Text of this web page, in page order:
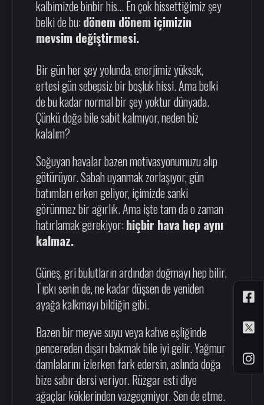
kalbimizde binbir his… En çok hissettiğimiz şey
belki de bu:dönem dönem içimizin
mevsim değiştirmesi.
Bir gün her şey yolunda, enerjimiz yüksek,
ertesi gün sebepsiz bir boşluk hissi. Ama belki
de bu kadar normal bir şey yoktur dünyada.
Çünkü doğa bile sabit kalmıyor, neden biz
kalalım?
Soğuyan havalar bazen motivasyonumuzu alıp
götürüyor. Sabah uyanmak zorlaşıyor, gün
batımları erken geliyor, içimizde sanki
görünmez bir ağırlık. Ama işte tam da o zaman
hatırlamak gerekiyor:hiçbir hava hep aynı
kalmaz.
Güneş, gri bulutların ardından doğmayı hep bilir.
Tıpkı senin de, ne kadar düşsen de yeniden
ayağa kalkmayı bildiğin gibi.
Bazen bir meyve suyu veya kahve eşliğinde
pencereden dışarı bakmak bile iyi gelir. Yağmur
damlalarını izlerken fark edersin, aslında doğa
bize sabır dersi veriyor. Rüzgar esti diye
ağaçlar köklerinden vazgeçmiyor. Sen de etme.